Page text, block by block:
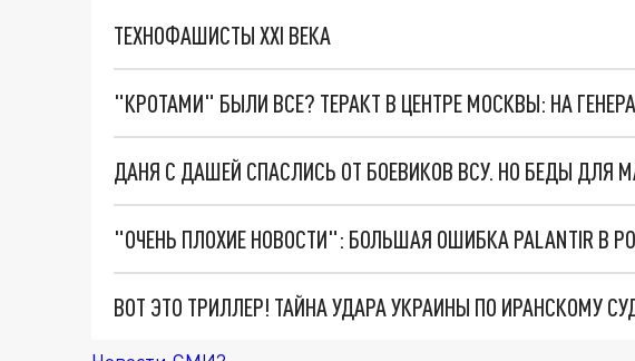
ТЕХНОФАШИСТЫ XXI ВЕКА
"КРОТАМИ" БЫЛИ ВСЕ? ТЕРАКТ В ЦЕНТРЕ МОСКВЫ: НА
ДАНЯ С ДАШЕЙ СПАСЛИСЬ ОТ БОЕВИКОВ ВСУ. НО БЕДЫ ДЛЯ
ВОТ ЭТО ТРИЛЛЕР! ТАЙНА УДАРА УКРАИНЫ ПО ИРАНСКОМУ